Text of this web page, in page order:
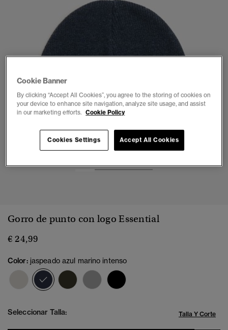
Gorro de punto con logo Essential
€ 24,99
Color: jaspeado azul marino intenso
seleccionado
Seleccionar Talla: Talla Y Corte
Cookie Banner
By clicking “Accept All Cookies”, you agree to the storing of cookies on
your device to enhance site navigation, analyze site usage, and assist
in our marketing efforts. Cookie Policy
Accept All Cookies
Cookies Settings